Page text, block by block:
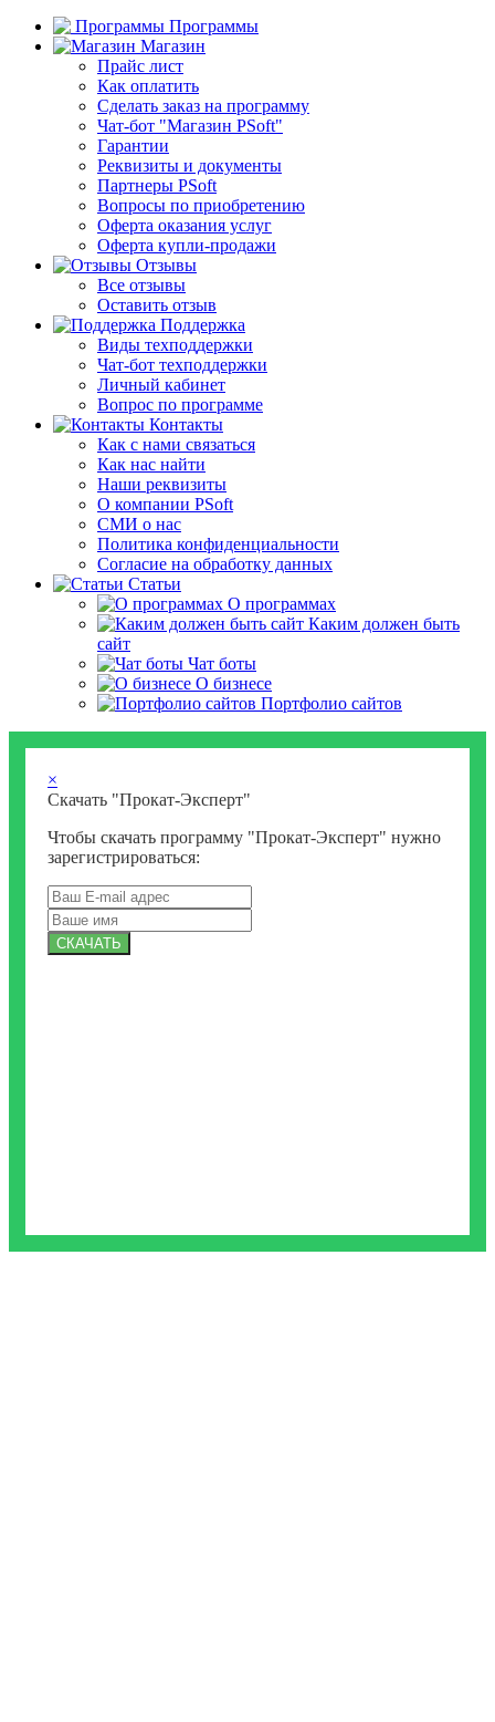
Программы
Магазин
Прайс лист
Как оплатить
Сделать заказ на программу
Чат-бот "Магазин PSoft"
Гарантии
Реквизиты и документы
Партнеры PSoft
Вопросы по приобретению
Оферта оказания услуг
Оферта купли-продажи
Отзывы
Все отзывы
Оставить отзыв
Поддержка
Виды техподдержки
Чат-бот техподдержки
Личный кабинет
Вопрос по программе
Контакты
Как с нами связаться
Как нас найти
Наши реквизиты
О компании PSoft
СМИ о нас
Политика конфиденциальности
Согласие на обработку данных
Статьи
О программах
Каким должен быть
сайт
Чат боты
О бизнесе
Портфолио сайтов
×
Скачать "Прокат-Эксперт"
Чтобы скачать программу "Прокат-Эксперт" нужно
зарегистрироваться:
СКАЧАТЬ